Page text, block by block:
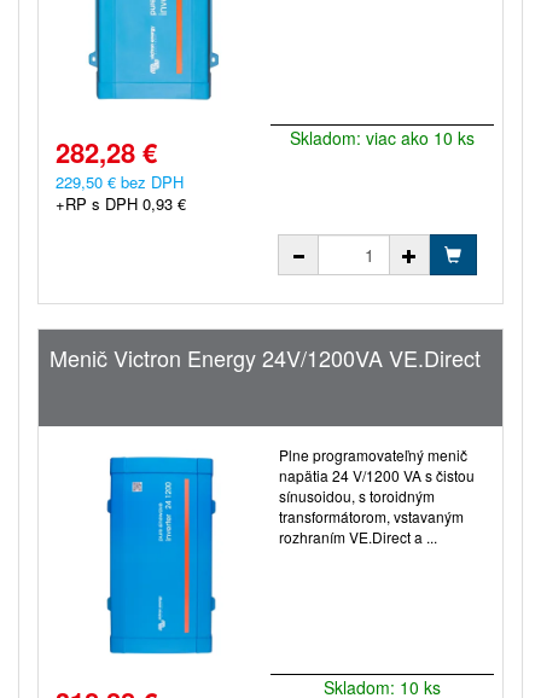
282,28 €
229,50 € bez DPH
+RP s DPH 0,93 €
Skladom: viac ako 10 ks
Menič Victron Energy 24V/1200VA VE.Direct
Plne programovateľný menič
napätia 24 V/1200 VA s čistou
sínusoidou, s toroidným
transformátorom, vstavaným
rozhraním VE.Direct a ...
Skladom: 10 ks